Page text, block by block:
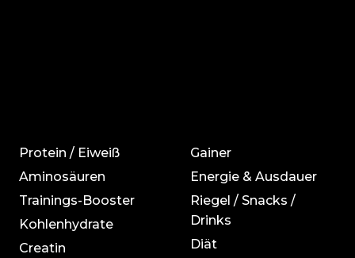
Protein / Eiweiß
Aminosäuren
Trainings-Booster
Kohlenhydrate
Creatin
Gainer
Energie & Ausdauer
Riegel / Snacks /
Drinks
Diät